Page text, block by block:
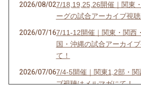
2026/08/027/18,19,25,26開催｜関東
ーグの試合アーカイブ視
2026/07/167/11-12開催｜関東・関西
国・沖縄の試合アーカイ
て！
2026/07/067/4-5開催｜関東1,2部・関
ブ視聴はメルマガにて！